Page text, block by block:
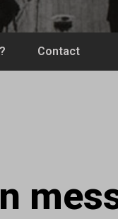
Contact